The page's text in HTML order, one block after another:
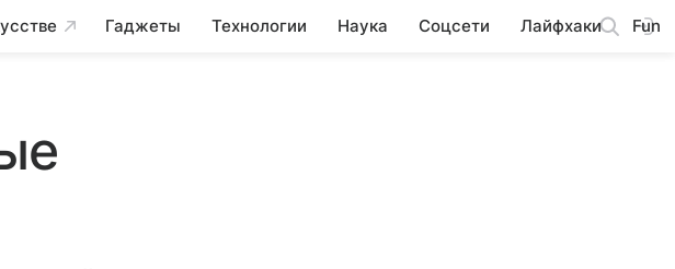
Гаджеты Технологии Наука Соцсети Лайфхаки Fun